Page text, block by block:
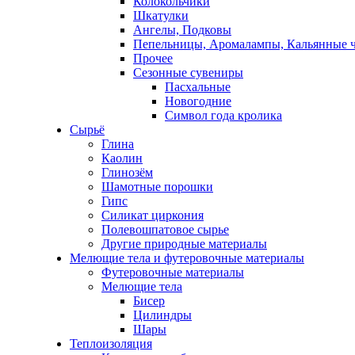
Шкатулки
Ангелы, Подковы
Пепельницы, Аромалампы, Кальянные
Прочее
Сезонные сувениры
Пасхальные
Новогодние
Символ года кролика
Сырьё
Глина
Каолин
Глинозём
Шамотные порошки
Гипс
Силикат циркония
Полевошпатовое сырье
Другие природные материалы
Мелющие тела и футеровочные материалы
Футеровочные материалы
Мелющие тела
Бисер
Цилиндры
Шары
Теплоизоляция